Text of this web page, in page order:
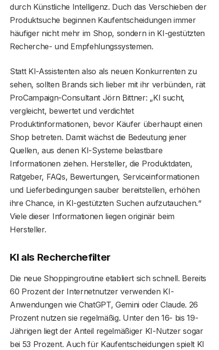
durch Künstliche Intelligenz. Duch das Verschieben der
Produktsuche beginnen Kaufentscheidungen immer
häufiger nicht mehr im Shop, sondern in KI-gestützten
Recherche- und Empfehlungssystemen.
Statt KI-Assistenten also als neuen Konkurrenten zu
sehen, sollten Brands sich lieber mit ihr verbünden, rät
ProCampaign-Consultant Jörn Bittner: „KI sucht,
vergleicht, bewertet und verdichtet
Produktinformationen, bevor Käufer überhaupt einen
Shop betreten. Damit wächst die Bedeutung jener
Quellen, aus denen KI-Systeme belastbare
Informationen ziehen. Hersteller, die Produktdaten,
Ratgeber, FAQs, Bewertungen, Serviceinformationen
und Lieferbedingungen sauber bereitstellen, erhöhen
ihre Chance, in KI-gestützten Suchen aufzutauchen.“
Viele dieser Informationen liegen originär beim
Hersteller.
KI als Recherchefilter
Die neue Shoppingroutine etabliert sich schnell. Bereits
60 Prozent der Internetnutzer verwenden KI-
Anwendungen wie ChatGPT, Gemini oder Claude. 26
Prozent nutzen sie regelmäßig. Unter den 16- bis 19-
Jährigen liegt der Anteil regelmäßiger KI-Nutzer sogar
bei 53 Prozent. Auch für Kaufentscheidungen spielt KI